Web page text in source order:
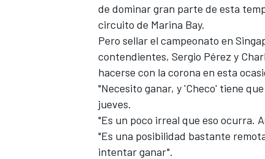
FÓRMULA E
de dominar gran parte de esta
circuito de Marina Bay.
Pero sellar el campeonato en
contendientes, Sergio Pérez y
hacerse con la corona en esta
"Necesito ganar, y 'Checo' tiene
jueves.
"Es un poco irreal que eso ocurra.
"Es una posibilidad bastante
intentar ganar".